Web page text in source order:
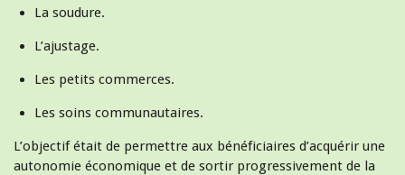
La soudure.
L’ajustage.
Les petits commerces.
Les soins communautaires.
L’objectif était de permettre aux bénéficiaires d’acquérir une
autonomie économique et de sortir progressivement de la